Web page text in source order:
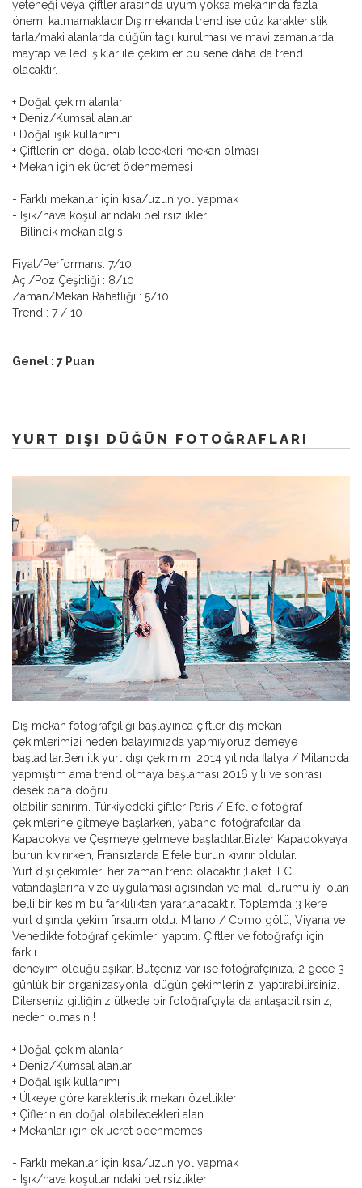
yeteneği veya çiftler arasında uyum yoksa mekanında fazla
önemi kalmamaktadır.Dış mekanda trend ise düz karakteristik
tarla/maki alanlarda düğün tagı kurulması ve mavi zamanlarda,
maytap ve led ışıklar ile çekimler bu sene daha da trend
olacaktır.
+ Doğal çekim alanları
+ Deniz/Kumsal alanları
+ Doğal ışık kullanımı
+ Çiftlerin en doğal olabilecekleri mekan olması
+ Mekan için ek ücret ödenmemesi
- Farklı mekanlar için kısa/uzun yol yapmak
- Işık/hava koşullarındaki belirsizlikler
- Bilindik mekan algısı
Fiyat/Performans: 7/10
Açı/Poz Çeşitliği : 8/10
Zaman/Mekan Rahatlığı : 5/10
Trend : 7 / 10
Genel : 7 Puan
YURT DIŞI DÜĞÜN FOTOĞRAFLARI
Dış mekan fotoğrafçılığı başlayınca çiftler dış mekan
çekimlerimizi neden balayımızda yapmıyoruz demeye
başladılar.Ben ilk yurt dışı çekimimi 2014 yılında İtalya / Milanoda
yapmıştım ama trend olmaya başlaması 2016 yılı ve sonrası
desek daha doğru
olabilir sanırım. Türkiyedeki çiftler Paris / Eifel e fotoğraf
çekimlerine gitmeye başlarken, yabancı fotoğrafcılar da
Kapadokya ve Çeşmeye gelmeye başladılar.Bizler Kapadokyaya
burun kıvırırken, Fransızlarda Eifele burun kıvırır oldular.
Yurt dışı çekimleri her zaman trend olacaktır ;Fakat T.C
vatandaşlarına vize uygulaması açısından ve mali durumu iyi olan
belli bir kesim bu farklılıktan yararlanacaktır. Toplamda 3 kere
yurt dışında çekim fırsatım oldu. Milano / Como gölü, Viyana ve
Venedikte fotoğraf çekimleri yaptım. Çiftler ve fotoğrafçı için
farklı
deneyim olduğu aşikar. Bütçeniz var ise fotoğrafçınıza, 2 gece 3
günlük bir organizasyonla, düğün çekimlerinizi yaptırabilirsiniz.
Dilerseniz gittiğiniz ülkede bir fotoğrafçıyla da anlaşabilirsiniz,
neden olmasın !
+ Doğal çekim alanları
+ Deniz/Kumsal alanları
+ Doğal ışık kullanımı
+ Ülkeye göre karakteristik mekan özellikleri
+ Çiflerin en doğal olabilecekleri alan
+ Mekanlar için ek ücret ödenmemesi
- Farklı mekanlar için kısa/uzun yol yapmak
- Işık/hava koşullarındaki belirsizlikler